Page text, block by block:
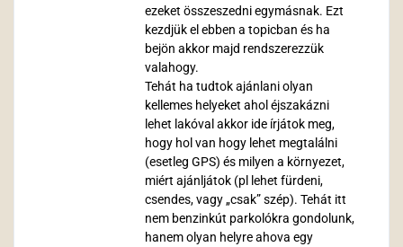
ezeket összeszedni egymásnak. Ezt
kezdjük el ebben a topicban és ha
bejön akkor majd rendszerezzük
valahogy.
Tehát ha tudtok ajánlani olyan
kellemes helyeket ahol éjszakázni
lehet lakóval akkor ide írjátok meg,
hogy hol van hogy lehet megtalálni
(esetleg GPS) és milyen a környezet,
miért ajánljátok (pl lehet fürdeni,
csendes, vagy „csak” szép). Tehát itt
nem benzinkút parkolókra gondolunk,
hanem olyan helyre ahova egy